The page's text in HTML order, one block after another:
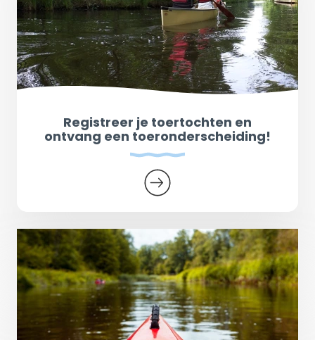
Registreer je toertochten en
ontvang een toeronderscheiding!